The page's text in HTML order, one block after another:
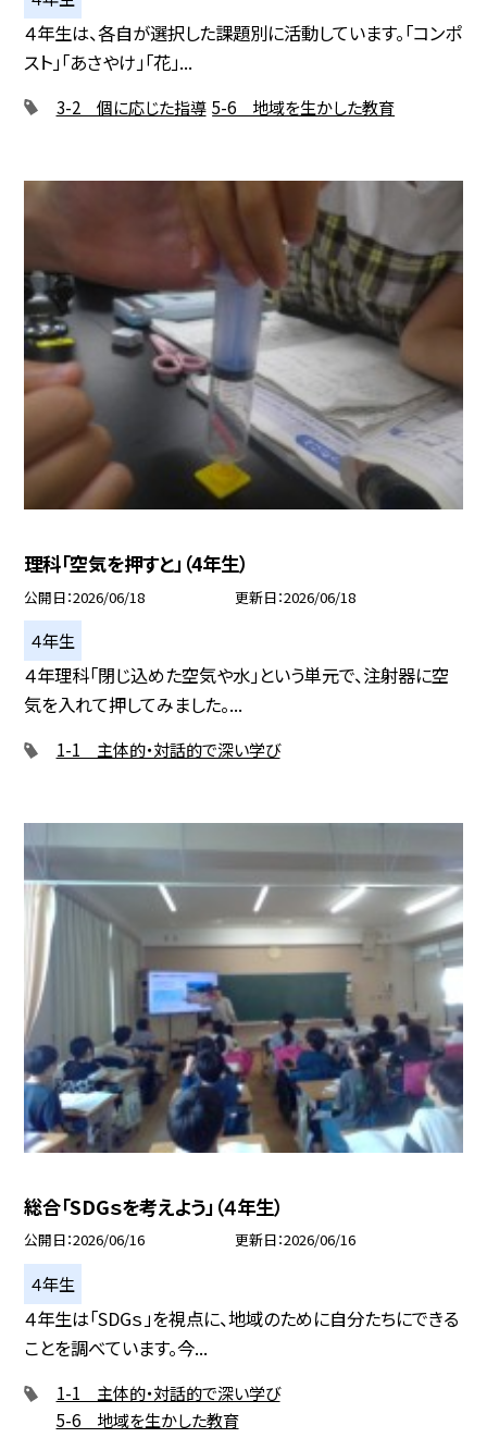
４年生は、各自が選択した課題別に活動しています。「コンポ
スト」「あさやけ」「花」...
3-2 個に応じた指導 5-6 地域を生かした教育
理科「空気を押すと」（4年生）
公開日 2026/06/18 更新日 2026/06/18
４年生
４年理科「閉じ込めた空気や水」という単元で、注射器に空
気を入れて押してみました。...
1-1 主体的・対話的で深い学び
総合「SDGｓを考えよう」（４年生）
公開日 2026/06/16 更新日 2026/06/16
４年生
４年生は「SDGｓ」を視点に、地域のために自分たちにできる
ことを調べています。今...
1-1 主体的・対話的で深い学び
5-6 地域を生かした教育